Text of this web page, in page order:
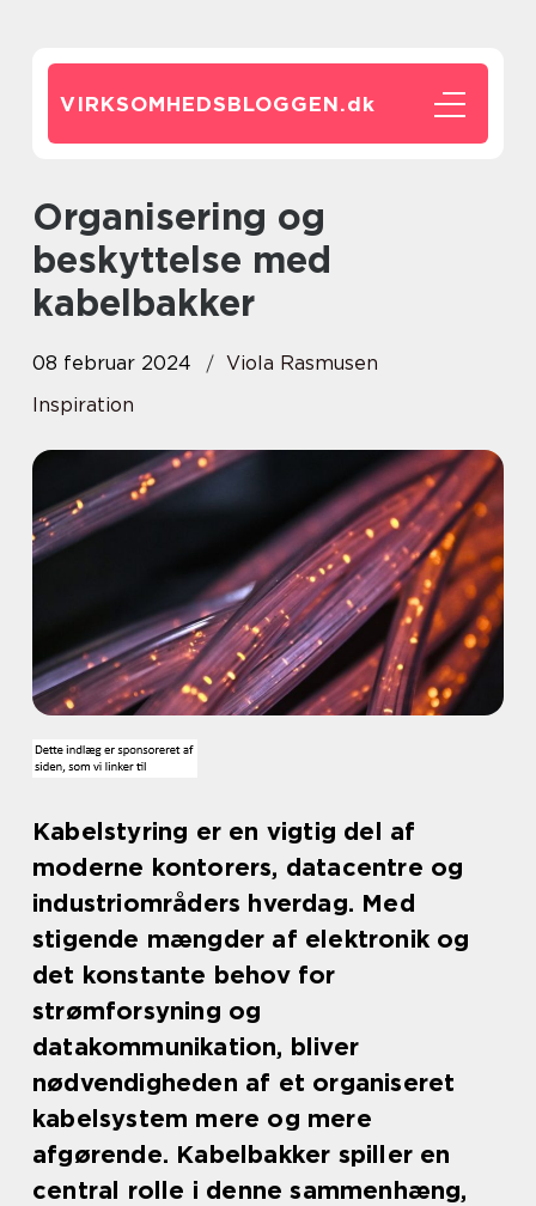
VIRKSOMHEDSBLOGGEN.dk
Organisering og
beskyttelse med
kabelbakker
08 februar 2024
Viola Rasmusen
Inspiration
Kabelstyring er en vigtig del af
moderne kontorers, datacentre og
industriområders hverdag. Med
stigende mængder af elektronik og
det konstante behov for
strømforsyning og
datakommunikation, bliver
nødvendigheden af et organiseret
kabelsystem mere og mere
afgørende. Kabelbakker spiller en
central rolle i denne sammenhæng,